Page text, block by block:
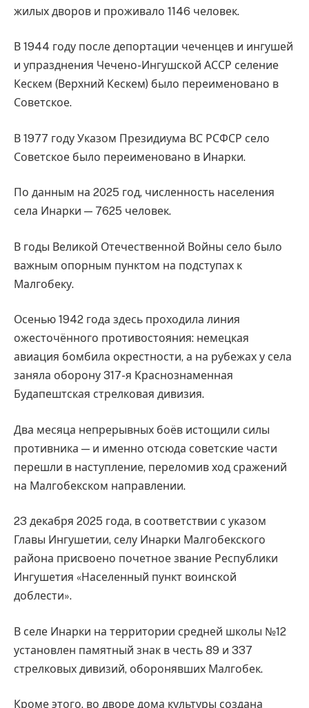
жилых дворов и проживало 1146 человек.
В 1944 году после депортации чеченцев и ингушей
и упразднения Чечено-Ингушской АССР селение
Кескем (Верхний Кескем) было переименовано в
Советское.
В 1977 году Указом Президиума ВС РСФСР село
Советское было переименовано в Инарки.
По данным на 2025 год, численность населения
села Инарки — 7625 человек.
В годы Великой Отечественной Войны село было
важным опорным пунктом на подступах к
Малгобеку.
Осенью 1942 года здесь проходила линия
ожесточённого противостояния: немецкая
авиация бомбила окрестности, а на рубежах у села
заняла оборону 317-я Краснознаменная
Будапештская стрелковая дивизия.
Два месяца непрерывных боёв истощили силы
противника — и именно отсюда советские части
перешли в наступление, переломив ход сражений
на Малгобекском направлении.
23 декабря 2025 года, в соответствии с указом
Главы Ингушетии, селу Инарки Малгобекского
района присвоено почетное звание Республики
Ингушетия «Населенный пункт воинской
доблести».
В селе Инарки на территории средней школы №12
установлен памятный знак в честь 89 и 337
стрелковых дивизий, оборонявших Малгобек.
Кроме этого, во дворе дома культуры создана